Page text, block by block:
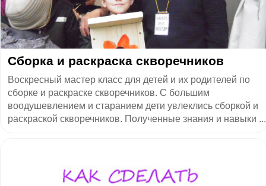
Сборка и раскраска скворечников
Воскресный мастер класс для детей и их родителей по
сборке и раскраске скворечников. С большим
воодушевлением и старанием дети увлеклись сборкой и
раскраской скворечников. Полученные знания и навыки ...